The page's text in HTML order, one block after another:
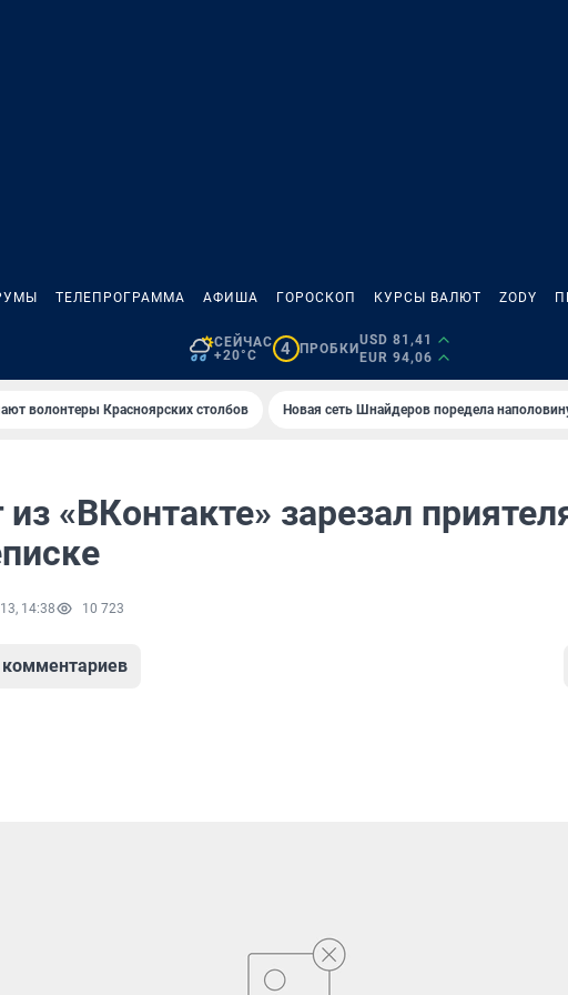
ТЕЛЕПРОГРАММА АФИША ГОРОСКОП КУРСЫ ВАЛЮТ ZODY
СЕЙЧАС
+20°C
4 ПРОБКИ
USD 81,41
EUR 94,06
волонтеры Красноярских столбов Новая сеть Шнайдеров поредела
из «ВКонтакте» зарезал
14:38 10 723
комментариев